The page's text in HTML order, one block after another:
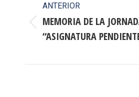
entre
publicaciones
ANTERIOR
Publicación
anterior:
MEMORIA DE LA
“ASIGNATURA